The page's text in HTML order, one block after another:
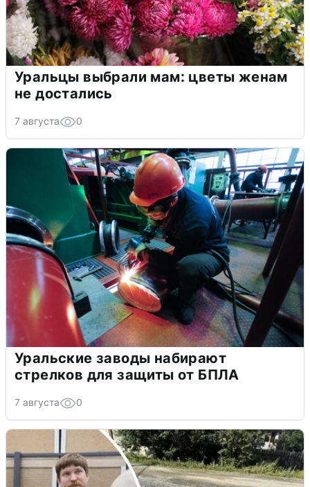
Уральцы выбрали мам: цветы женам
не достались
7 августа 0
Уральские заводы набирают
стрелков для защиты от БПЛА
7 августа 0